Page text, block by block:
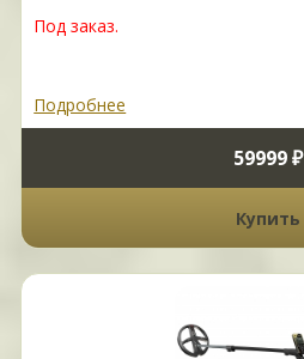
Под заказ.
Подробнее
59999 ₽
Купить